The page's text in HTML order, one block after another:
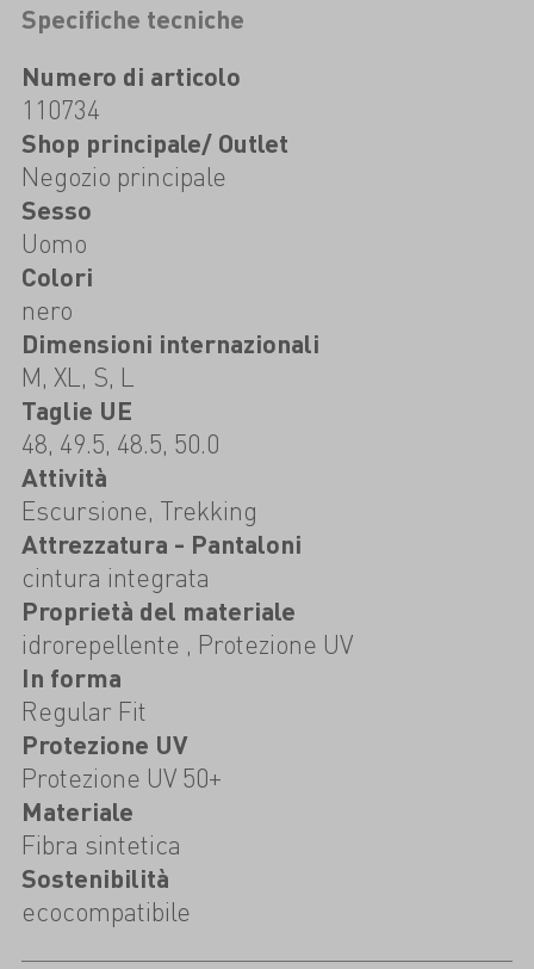
Specifiche tecniche
Numero di articolo
110734
Shop principale/ Outlet
Negozio principale
Sesso
Uomo
Colori
nero
Dimensioni internazionali
M, XL, S, L
Taglie UE
48, 49.5, 48.5, 50.0
Attività
Escursione, Trekking
Attrezzatura - Pantaloni
cintura integrata
Proprietà del materiale
idrorepellente , Protezione UV
In forma
Regular Fit
Protezione UV
Protezione UV 50+
Materiale
Fibra sintetica
Sostenibilità
ecocompatibile